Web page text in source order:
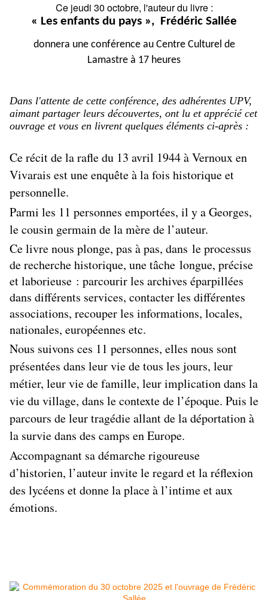
Ce jeudi 30 octobre, l'auteur du livre :
« Les enfants du pays », Frédéric Sallée
donnera une conférence au Centre Culturel de
Lamastre à 17 heures
Dans l'attente de cette conférence, des adhérentes UPV,
aimant partager leurs découvertes, ont lu et apprécié cet
ouvrage et vous en livrent quelques éléments ci-après :
Ce récit de la rafle du 13 avril 1944 à Vernoux en
Vivarais est une enquête à la fois historique et
personnelle.
Parmi les 11 personnes emportées, il y a Georges,
le cousin germain de la mère de l’auteur.
Ce livre nous plonge, pas à pas, dans le processus
de recherche historique, une tâche longue, précise
etlaborieuse : parcourir les archives éparpillées
dans différents services, contacter les différentes
associations, recouper les informations, locales,
nationales, européennes etc.
Nous suivons ces 11 personnes, elles nous sont
présentées dans leur vie de tous les jours, leur
métier, leur vie de famille, leur implication dans la
vie du village, dans le contexte de l’époque. Puis le
parcours de leur tragédie allant de la déportation à
la survie dans des camps en Europe.
Accompagnant sa démarche rigoureuse
d’historien, l’auteur invite le regard et la réflexion
des lycéens et donne la place à l’intime et aux
émotions.